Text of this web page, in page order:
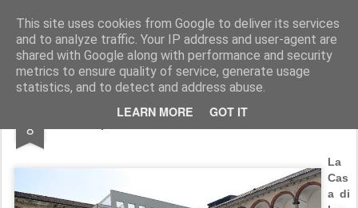
This site uses cookies from Google to deliver its services
and to analyze traffic. Your IP address and user-agent are
shared with Google along with performance and security
metrics to ensure quality of service, generate usage
statistics, and to detect and address abuse.
LEARN MORE GOT IT
AutoMotoCorse. Motorsport Random News 280912
8 Audi presente al Fuorisalone di Milano
La
Cas
a di